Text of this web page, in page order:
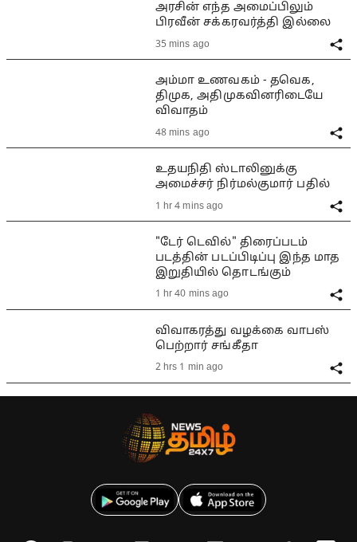
அரசின் எந்த அமைப்பிலும்
பிரவீன் சக்கரவர்த்தி இல்லை
35 mins ago
அம்மா உணவகம் - தவெக,
திமுக, அதிமுகவினரிடையே
விவாதம்
48 mins ago
உதயநிதி ஸ்டாலினுக்கு
அமைச்சர் நிர்மல்குமார் பதில்
1 hr 4 mins ago
"டேர் டெவில்" திரைப்படம்
படத்தின் படப்பிடிப்பு இந்த மாத
இறுதியில் தொடங்கும்
1 hr 40 mins ago
விவாகரத்து வழக்கை வாபஸ்
பெற்றார் சங்கீதா
2 hrs 1 min ago